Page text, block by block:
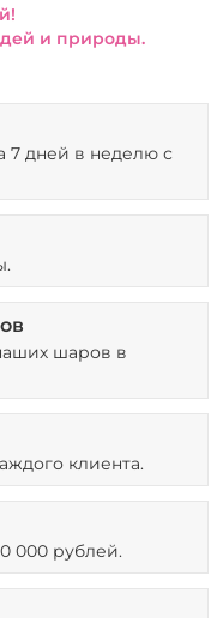
и природы.
7 дней в неделю с
шаров в
клиента.
000 рублей.